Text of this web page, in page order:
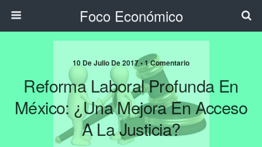
Foco Económico
10 De Julio De 2017 • 1 Comentario
Reforma Laboral Profunda En
México: ¿una Mejora En Acceso
A La Justicia?